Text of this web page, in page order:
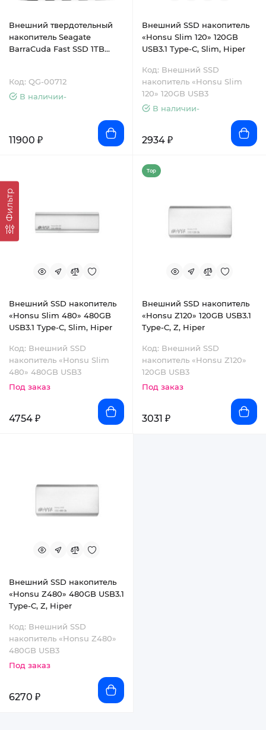
Фильтр
Внешний твердотельный
накопитель Seagate
BarraCuda Fast SSD 1TB
Код: QG-00712
В наличии-
11900 ₽
Внешний SSD накопитель
«Honsu Slim 120» 120GB
USB3.1 Type-C, Slim, Hiper
Код: Внешний SSD
накопитель «Honsu Slim
120» 120GB USB3
В наличии-
2934 ₽
Внешний SSD накопитель
«Honsu Slim 480» 480GB
USB3.1 Type-C, Slim, Hiper
Код: Внешний SSD
накопитель «Honsu Slim
480» 480GB USB3
Под заказ
4754 ₽
Top
Внешний SSD накопитель
«Honsu Z120» 120GB USB3.1
Type-C, Z, Hiper
Код: Внешний SSD
накопитель «Honsu Z120»
120GB USB3
Под заказ
3031 ₽
Внешний SSD накопитель
«Honsu Z480» 480GB USB3.1
Type-C, Z, Hiper
Код: Внешний SSD
накопитель «Honsu Z480»
480GB USB3
Под заказ
6270 ₽